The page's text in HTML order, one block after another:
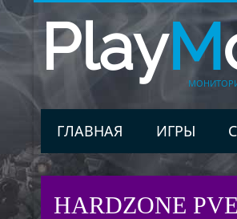
PlayM
ГЛАВНАЯ ИГРЫ
HARDZONE